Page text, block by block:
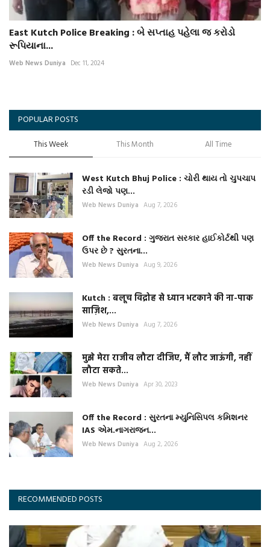
East Kutch Police Breaking : બે સપ્તાહ પહેલા જ કરોડો
રૂપિયાના...
Web News Duniya Dec 11, 2024
POPULAR POSTS
This Week This Month All Time
West Kutch Bhuj Police : ચોરી થાય તો ચુપચાપ
રડી લેજો પણ...
Web News Duniya Aug 7, 2026
Off the Record : ગુજરાત સરકાર હાઈકોર્ટથી પણ
ઉપર છે ? સુરતના...
Web News Duniya Aug 9, 2026
Kutch : बलूच विद्रोह से ध्यान भटकाने की ना-पाक
साज़िश,...
Web News Duniya Aug 7, 2026
मुझे मेरा राजीव लौटा दीजिए, मैं लौट जाऊंगी, नहीं
लौटा सकते...
Web News Duniya Apr 30, 2023
Off the Record : સુરતના મ્યુનિસિપલ કમિશનર
IAS એમ.નાગરાજન...
Web News Duniya Aug 2, 2026
RECOMMENDED POSTS